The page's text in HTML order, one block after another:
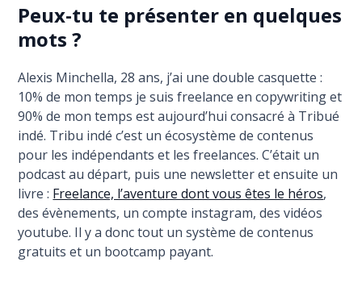
Peux-tu te présenter en quelques
mots ?
Alexis Minchella, 28 ans, j’ai une double casquette :
10% de mon temps je suis freelance en copywriting et
90% de mon temps est aujourd’hui consacré à Tribué
indé. Tribu indé c’est un écosystème de contenus
pour les indépendants et les freelances. C’était un
podcast au départ, puis une newsletter et ensuite un
livre : Freelance, l’aventure dont vous êtes le héros,
des évènements, un compte instagram, des vidéos
youtube. Il y a donc tout un système de contenus
gratuits et un bootcamp payant.